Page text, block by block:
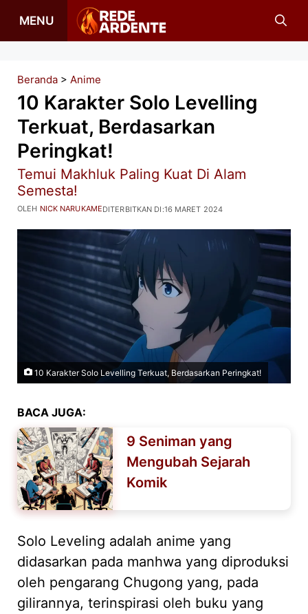
MENU
Beranda > Anime
10 Karakter Solo Levelling
Terkuat, Berdasarkan
Peringkat!
Temui Makhluk Paling Kuat Di Alam
Semesta!
DITERBITKAN DI:16 MARET 2024
OLEH NICK NARUKAME
10 Karakter Solo Levelling Terkuat, Berdasarkan Peringkat!
BACA JUGA:
9 Seniman yang
Mengubah Sejarah
Komik
Solo Leveling adalah anime yang
didasarkan pada manhwa yang diproduksi
oleh pengarang Chugong yang, pada
gilirannya, terinspirasi oleh buku yang